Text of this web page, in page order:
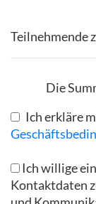
Teilnehmende
Die
Ich erkläre
Ich willige
Kontaktdaten